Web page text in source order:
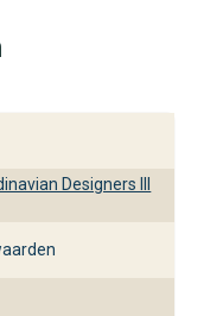
bent van
die moeiteloos
het
en breng je
Designers III